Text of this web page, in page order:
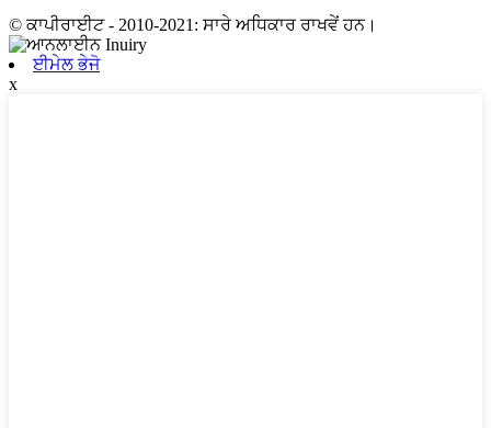
© ਕਾਪੀਰਾਈਟ - 2010-2021: ਸਾਰੇ ਅਧਿਕਾਰ ਰਾਖਵੇਂ ਹਨ।
ਈਮੇਲ ਭੇਜੋ
x